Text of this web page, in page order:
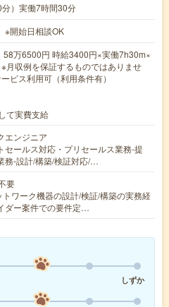
）実働7時間30分
※開始日相談OK
万6500円 時給3400円×実働7h30m×
月収例を保証するものではありませ
ビス利用可（利用条件有）
て実費支給
エンジニア
セールス対応・プリセールス業務-提
務-設計/構築/検証対応/…
要
トワーク機器の設計/検証/構築の実務経
ダー案件での要件定…
しずか